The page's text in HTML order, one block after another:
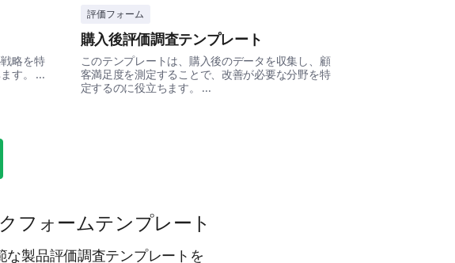
る次の声明への同意を示してください。
はい どちらでもない
いいえ
無駄がない
ジが必要ない
略を特
す。 ...
評価フォーム
購入後評価調査テンプレート
このテンプレートは、購入後のデータを収集し、顧
客満足度を測定することで、改善が必要な分野を特
定するのに役立ちます。 ...
フォームテンプレート
製品評価調査テンプレートを